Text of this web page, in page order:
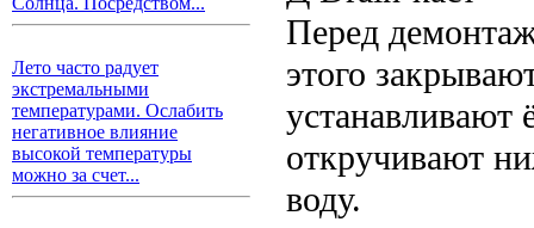
Лето часто радует
экстремальными
температурами. Ослабить
негативное влияние
высокой температуры
можно за счет...
Перед
этого
устанавливают
откручивают
воду.